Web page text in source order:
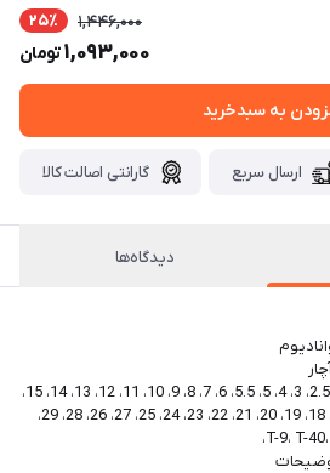
1,446,000 25٪
1,093,000تومان
به سبدخرید
ارسال سریع گارانتی اصالت کالا
دیدگاه‌ها
1.5، 2، 2.5، 3، 4، 5، 5.5، 6، 7، 8، 9، 10، 11، 12، 13، 14، 15،
17، 16، 18، 19، 20، 21، 22، 23، 24، 25، 27، 26، 28، 29،